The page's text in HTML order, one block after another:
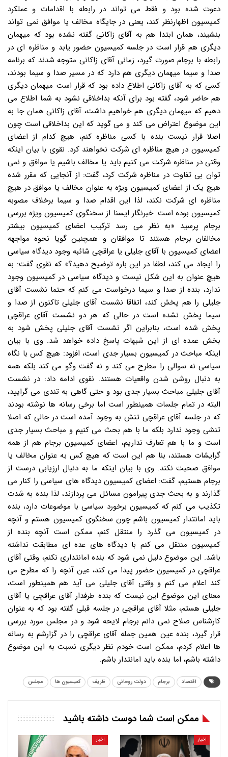
دعوت شده بود و فقط می تواند در رابطه با اقدامات و عملکرد
کمیسیون اظهارنظر کند، یعنی در جایگاه مخالف یا موافق نمی تواند
بنشیند، همان ابتدا هم به آقای زاکانی گفته نشده بود که میهمان
دیگری هم قرار است در جلسه کمیسیون حضور یابد و مناظره ای در
رابطه با برجام صورت گیرد، زمانی آقای زاکانی متوجه شدند که برنامه
صدا و سیما میهمان دیگری هم دارد که در مسیر صدا و سیما بودند،
کسی که به آقای زاکانی اطلاع داده بود که قرار است میهمان دیگری
هم حاضر شود، گفته بود برای آنکه بداخلاقی نشود به شما اطلاع می
دهیم که میهمان دیگری هم خواهیم داشت، آقای زاکانی همان جا به
این موضوع اعتراض می کند و می گوید که این بداخلاقی است چون
اصلا قرار نیست بنده با کسی مناظره کنم، هیچ کدام از اعضای
کمیسیون در هیچ مناظره ای شرکت نخواهند کرد. نقوی با بیان اینکه
وقتی در مناظره شرکت می کنیم باید یا مخالف باشیم یا موافق و نمی
توان بی تفاوت در مناظره شرکت کرد، گفت: از آنجایی که مقرر شده
هیچ یک از اعضای کمیسیون ویژه به عنوان مخالف یا موافق در هیچ
مناظره ای شرکت نکند، لذا این اقدام صدا و سیما برخلاف مصوبه
کمیسیون بوده است. خبرنگار ایسنا از سخنگوی کمیسیون ویژه بررسی
برجام پرسید «به نظر می رسد ترکیب اعضای کمیسیون بیشتر
مخالفان برجام هستند تا موافقان و همچنین گویا نحوه مواجهه
اعضای کمیسیون با آقای جلیلی یا عراقچی شائبه وجود دیدگاه سیاسی
را ایجاد می کند، لطفا در این باره توضیح دهید؟» که نقوی گفت: به
هیچ عنوان به این شکل نیست و دیدگاه سیاسی در کمیسیون وجود
ندارد، بنده از صدا و سیما درخواست می کنم که حتما نشست آقای
جلیلی را هم پخش کند، اتفاقا نشست آقای جلیلی تاکنون از صدا و
سیما پخش نشده است در حالی که هر دو نشست آقای عراقچی
پخش شده است، بنابراین اگر نشست آقای جلیلی پخش شود به
بخش عمده ای از این شبهات پاسخ داده خواهد شد. وی با بیان
اینکه مباحث در کمیسیون بسیار جدی است، افزود: هیچ کس با نگاه
سیاسی نه سوالی را مطرح می کند و نه گفت وگو می کند بلکه همه
به دنبال روشن شدن واقعیات هستند. نقوی ادامه داد: در نشست
آقای جلیلی مباحث بسیار جدی بود و حتی گاهی به تندی می گرایید،
البته در تمام جلسات همینطور است اما برخی رسانه ها نوشته بودند
که در جلسه آقای عراقچی تنش به وجود آمده است در حالی که اصلا
تنشی وجود ندارد بلکه ما با هم بحث می کنیم و مباحث بسیار جدی
است و ما با هم تعارف نداریم، اعضای کمیسیون برجام هم از همه
گرایشات هستند، بنا هم این است که هیچ کس به عنوان مخالف یا
موافق صحبت نکند. وی با بیان اینکه ما به دنبال ارزیابی درست از
برجام هستیم، گفت: اعضای کمیسیون دیدگاه های سیاسی را کنار می
گذارند و به بحث جدی پیرامون مسائل می پردازند، لذا بنده به شدت
تکذیب می کنم که کمیسیون برخورد سیاسی با موضوعات دارد، بنده
باید امانتدار کمیسیون باشم چون سخنگوی کمیسیون هستم و آنچه
در کمیسیون می گذرد را منتقل کنم، ممکن است آنچه بنده از
کمیسیون منتقل می کنم با دیدگاه های عده ای مطابقت نداشته
باشد. این موضوع دلیل نمی شود که بنده امانتداری نکنم، وقتی آقای
عراقچی در کمیسیون حضور پیدا می کند، عین آنچه را که مطرح می
کند اعلام می کنم و وقتی آقای جلیلی می آید هم همینطور است،
معنای این موضوع این نیست که بنده طرفدار آقای عراقچی یا آقای
جلیلی هستم، مثلا آقای عراقچی در جلسه قبلی گفته بود که به عنوان
کارشناس صلاح نمی دانم برجام لایحه شود و در مجلس مورد بررسی
قرار گیرد، بنده عین همین جمله آقای عراقچی را در گزارشم به رسانه
ها اعلام کردم، ممکن است خودم نظر دیگری نسبت به این موضوع
داشته باشم، اما بنده باید امانتدار باشم.
اقتصاد برجام دولت روحانی ظریف کمیسیون ها مجلس
ممکن است شما دوست داشته باشید
اخبار اخبار